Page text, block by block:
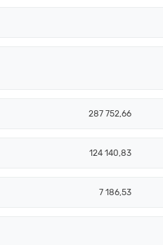
287 752,66
124 140,83
7 186,53